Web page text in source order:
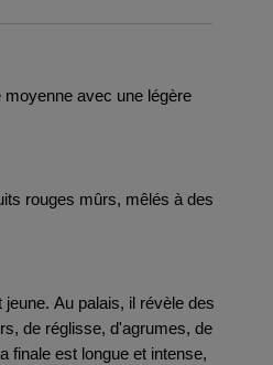
avec une légère
rouges mûrs, mêlés à des
Au palais, il révèle des
de réglisse, d'agrumes, de
finale est longue et intense,